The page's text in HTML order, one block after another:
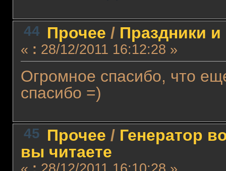
44 Прочее / Праздники
« : 28/12/2011 16:12:28 »
Огромное спасибо, что
спасибо =)
45 Прочее / Генератор
вы читаете